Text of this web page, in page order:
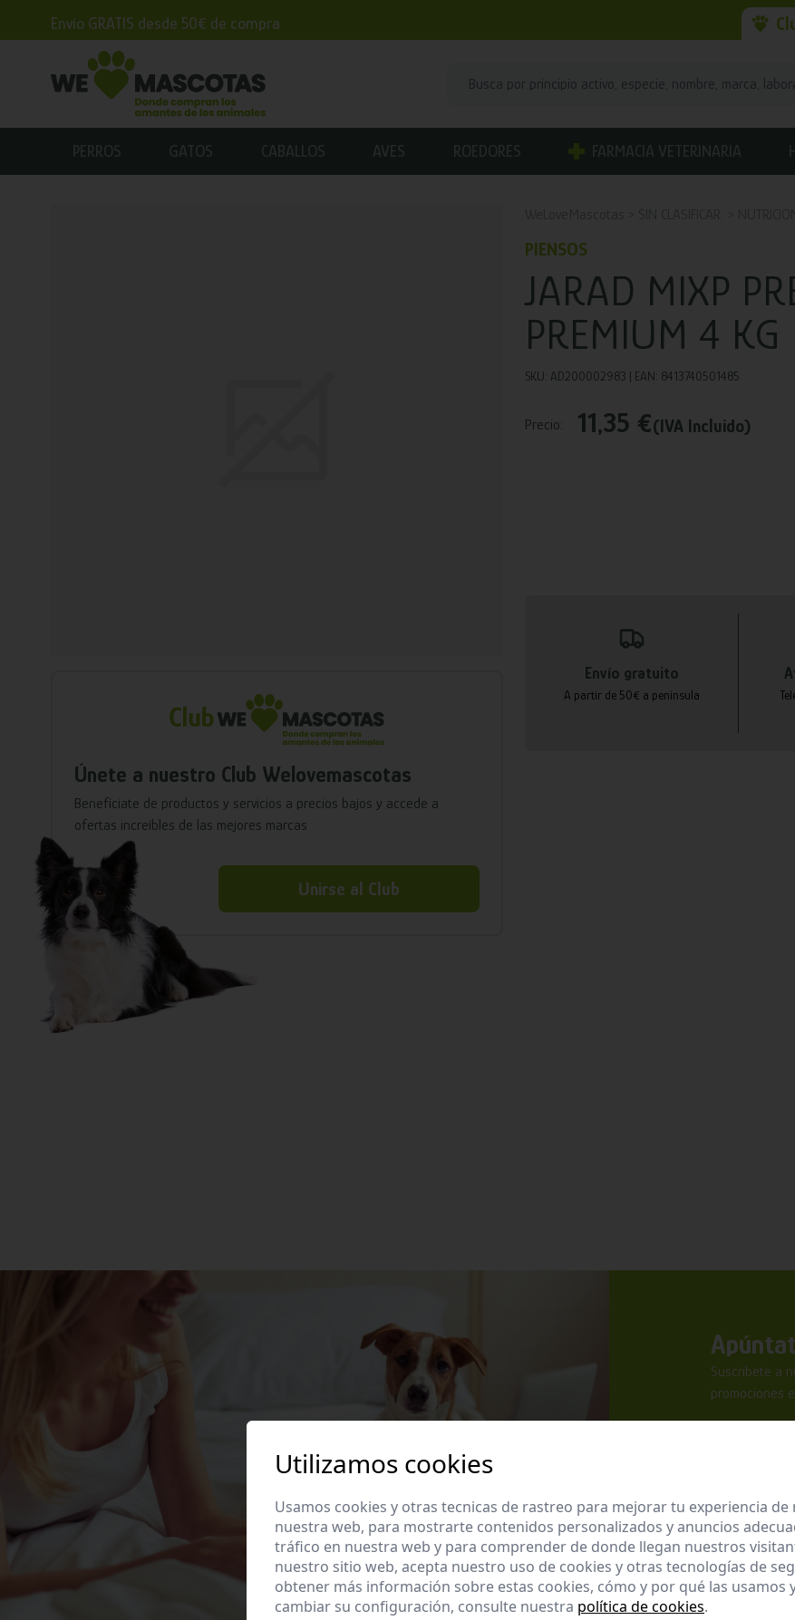
Envío GRATIS desde 50€ de compra
PERROS GATOS CABALLOS AVES ROEDORES FARMACIA VETERINARIA
Únete a nuestro Club Welovemascotas
Benefíciate de productos y servicios a precios bajos y accede a
ofertas increíbles de las mejores marcas
Unirse al Club
PIENSOS
JARAD MIXP
PREMIUM 4 KG
SKU: AD200002983 | EAN: 8413740501485
Precio: 11,35 €(IVA Incluido)
Envío gratuito
A partir de 50€ a península
Suscríbete a
promociones
He leído
Utilizamos cookies
Usamos cookies y otras tecnicas de rastreo para mejorar tu experiencia de
nuestra web, para mostrarte contenidos personalizados y anuncios
tráfico en nuestra web y para comprender de donde llegan nuestros
nuestro sitio web, acepta nuestro uso de cookies y otras tecnologías de
obtener más información sobre estas cookies, cómo y por qué las usamos
cambiar su configuración, consulte nuestra política de cookies.